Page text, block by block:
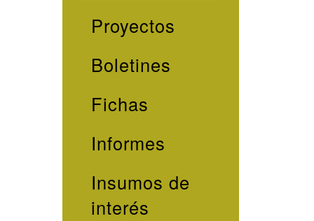
Proyectos
Boletines
Fichas
Informes
Insumos de
interés